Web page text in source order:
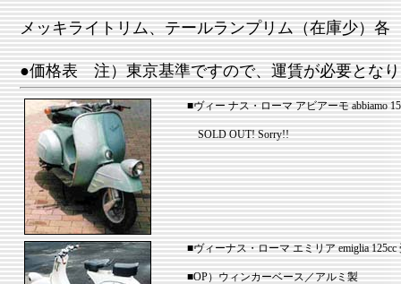
メッキライトリム、テールランプリム（在庫少）各
●価格表 注）東京基準ですので、運賃が必要とな
■ヴィー ナス・ローマ アビアーモ abbiamo
SOLD OUT! Sorry!!
■ヴィーナス・ローマ エミリア emiglia
■OP）ウィンカーベース／アルミ製